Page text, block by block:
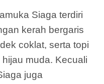
Siaga terdiri
kerah bergaris
coklat, serta topi
muda. Kecuali
juga